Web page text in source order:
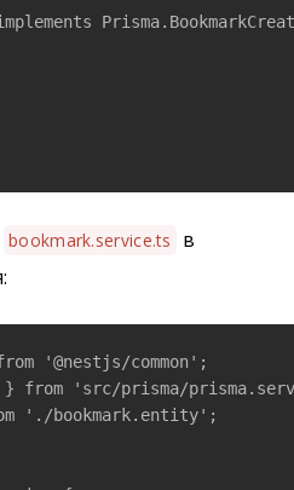
bookmark.service.ts
в
'@nestjs/common';
} from 'src/prisma/
'./bookmark.entity';